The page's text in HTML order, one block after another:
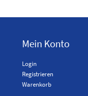
Mein Konto
Login
Registrieren
Warenkorb